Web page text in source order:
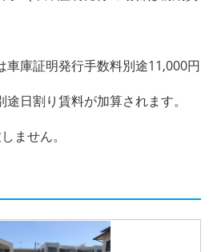
車庫証明発行手数料別途11,000円
日割り賃料が加算されます。
ません。